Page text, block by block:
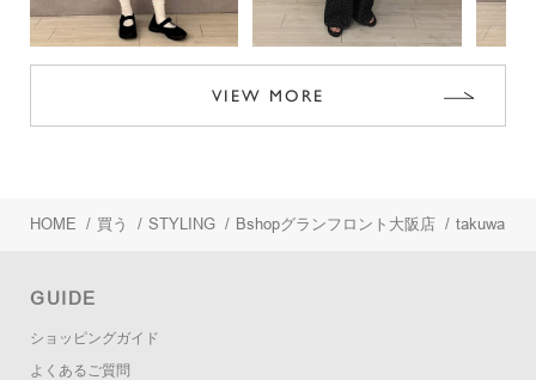
VIEW MORE
HOME / 買う / STYLING / Bshopグランフロント大阪店 / takuwa
GUIDE
ショッピングガイド
よくあるご質問